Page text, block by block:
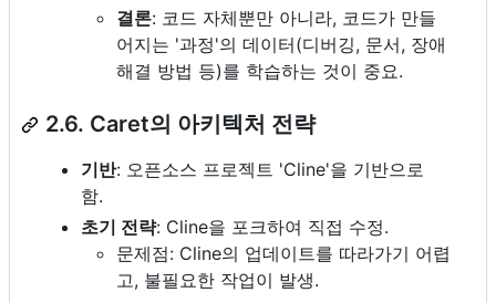
결론: 코드 자체뿐만 아니라, 코드가 만들
어지는 '과정'의 데이터(디버깅, 문서, 장애
해결 방법 등)를 학습하는 것이 중요.
2.6. Caret의 아키텍처 전략
기반: 오픈소스 프로젝트 'Cline'을 기반으로
함.
초기 전략: Cline을 포크하여 직접 수정.
문제점: Cline의 업데이트를 따라가기 어렵
고, 불필요한 작업이 발생.